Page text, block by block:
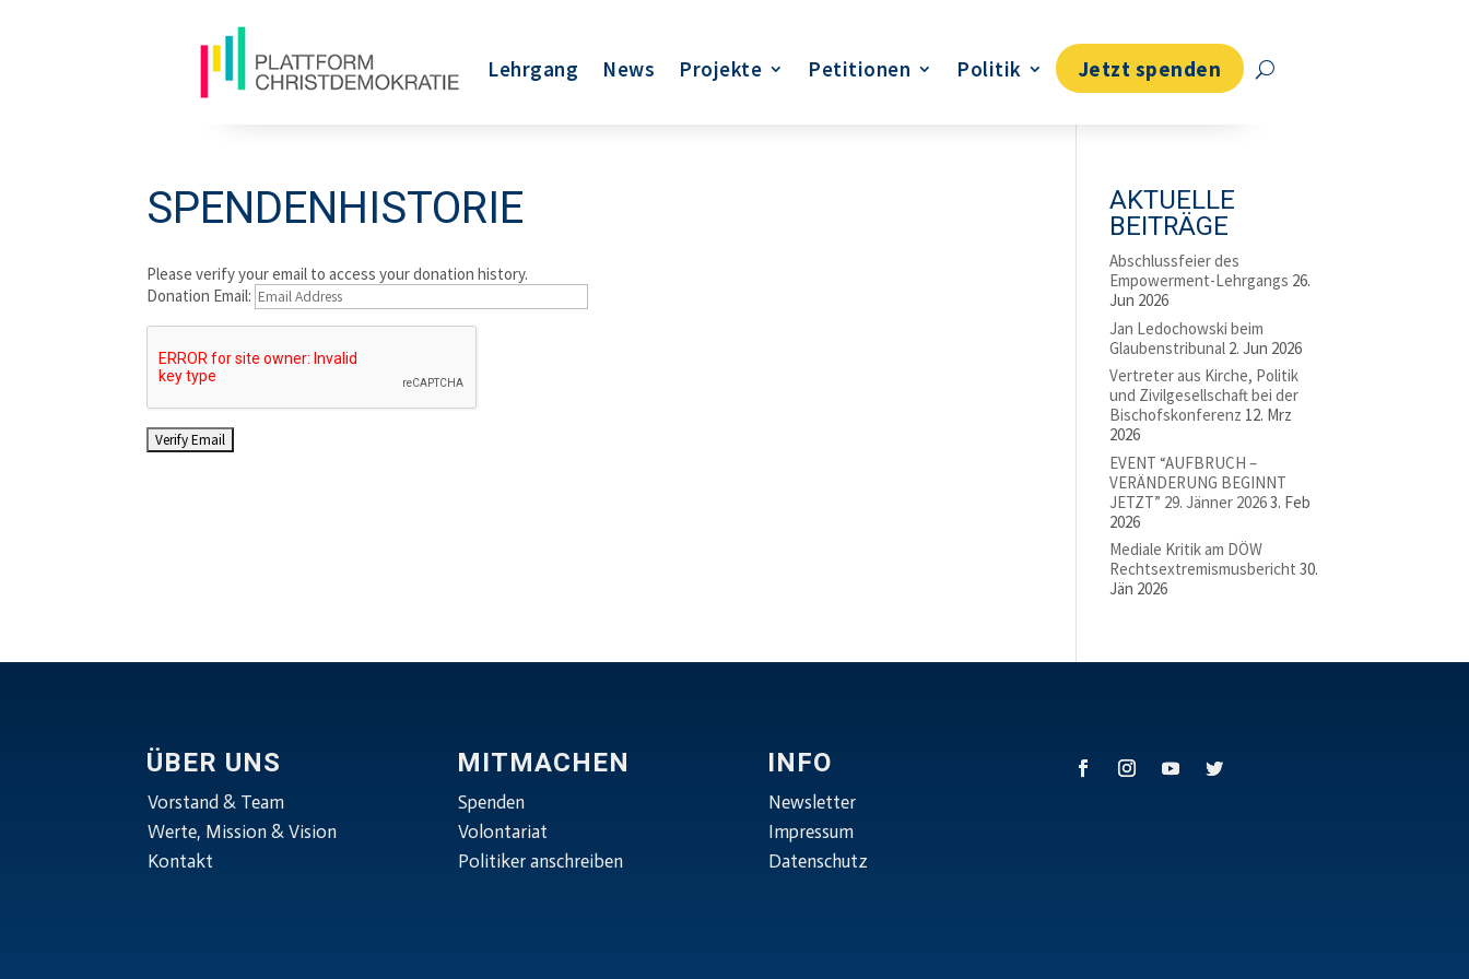
Lehrgang News Projekte Petitionen Politik Jetzt spenden
SPENDENHISTORIE
Please verify your email to access your donation history.
Donation Email:
AKTUELLE
BEITRÄGE
Abschlussfeier des
Empowerment-Lehrgangs 26.
Jun 2026
Jan Ledochowski beim
Glaubenstribunal 2. Jun 2026
Vertreter aus Kirche, Politik
und Zivilgesellschaft bei der
Bischofskonferenz 12. Mrz
2026
EVENT “AUFBRUCH –
VERÄNDERUNG BEGINNT
JETZT” 29. Jänner 20263. Feb
2026
Mediale Kritik am DÖW
Rechtsextremismusbericht 30.
Jän 2026
ÜBER UNS
Vorstand & Team
Werte, Mission & Vision
Kontakt
MITMACHEN
Spenden
Volontariat
Politiker anschreiben
INFO
Newsletter
Impressum
Datenschutz